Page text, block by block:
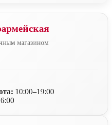
магазином
10:00–19:00